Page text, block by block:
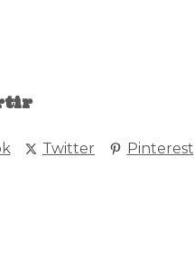
Twitter Pinterest